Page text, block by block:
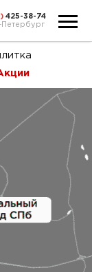
и
425-38-74
Петербург